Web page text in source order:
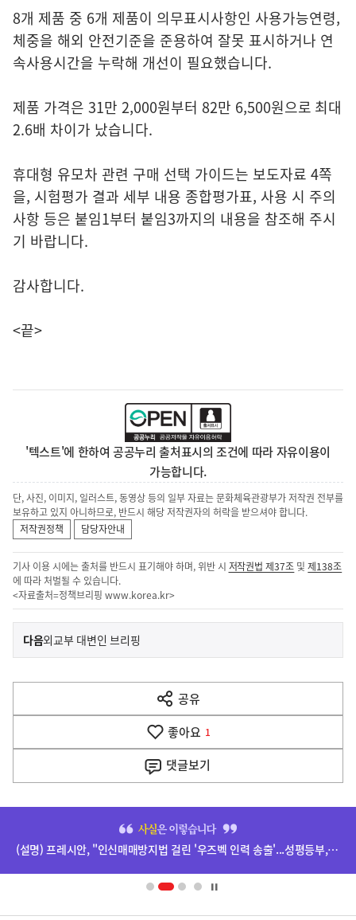
8개 제품 중 6개 제품이 의무표시사항인 사용가능연령,
체중을 해외 안전기준을 준용하여 잘못 표시하거나 연
속사용시간을 누락해 개선이 필요했습니다.
제품 가격은 31만 2,000원부터 82만 6,500원으로 최대
2.6배 차이가 났습니다.
휴대형 유모차 관련 구매 선택 가이드는 보도자료 4쪽
을, 시험평가 결과 세부 내용 종합평가표, 사용 시 주의
사항 등은 붙임1부터 붙임3까지의 내용을 참조해 주시
기 바랍니다.
감사합니다.
<끝>
'텍스트'에 한하여 공공누리 출처표시의 조건에 따라 자유이용이
가능합니다.
단, 사진, 이미지, 일러스트, 동영상 등의 일부 자료는 문화체육관광부가 저작권 전부를
보유하고 있지 아니하므로, 반드시 해당 저작권자의 허락을 받으셔야 합니다.
저작권정책
담당자안내
기사 이용 시에는 출처를 반드시 표기해야 하며, 위반 시 저작권법 제37조 및제138조
에 따라 처벌될 수 있습니다.
<자료출처=정책브리핑 www.korea.kr>
이
전
다
음
다음기
외교부 대변인 브리핑
공유
열
기
좋아요 1
댓글보기
영
(설명) 프레시안, "인신매매방지법 걸린 '우즈벡 인력 송출'...성평등부,노동·법무부에 개선 요청" 관련